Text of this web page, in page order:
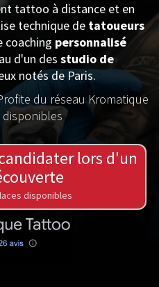
tattoo à distance et en
technique de tatoueurs
coaching personnalisé
d'un des studio de
notés de Paris.
du réseau Kromatique
disponibles
lors d'un
disponibles